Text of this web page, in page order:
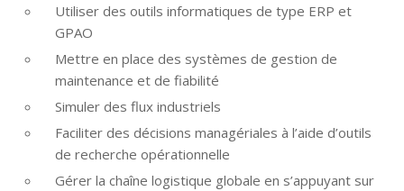
Utiliser des outils informatiques de type ERP et
GPAO
Mettre en place des systèmes de gestion de
maintenance et de fiabilité
Simuler des flux industriels
Faciliter des décisions managériales à l’aide d’outils
de recherche opérationnelle
Gérer la chaîne logistique globale en s’appuyant sur